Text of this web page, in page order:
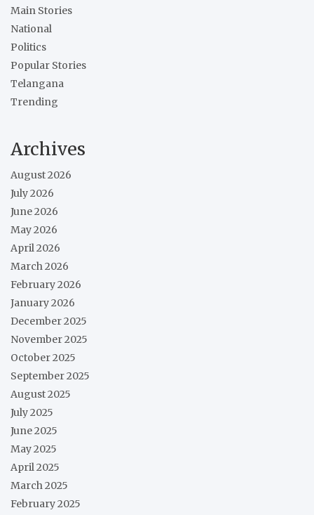
Main Stories
National
Politics
Popular Stories
Telangana
Trending
Archives
August 2026
July 2026
June 2026
May 2026
April 2026
March 2026
February 2026
January 2026
December 2025
November 2025
October 2025
September 2025
August 2025
July 2025
June 2025
May 2025
April 2025
March 2025
February 2025